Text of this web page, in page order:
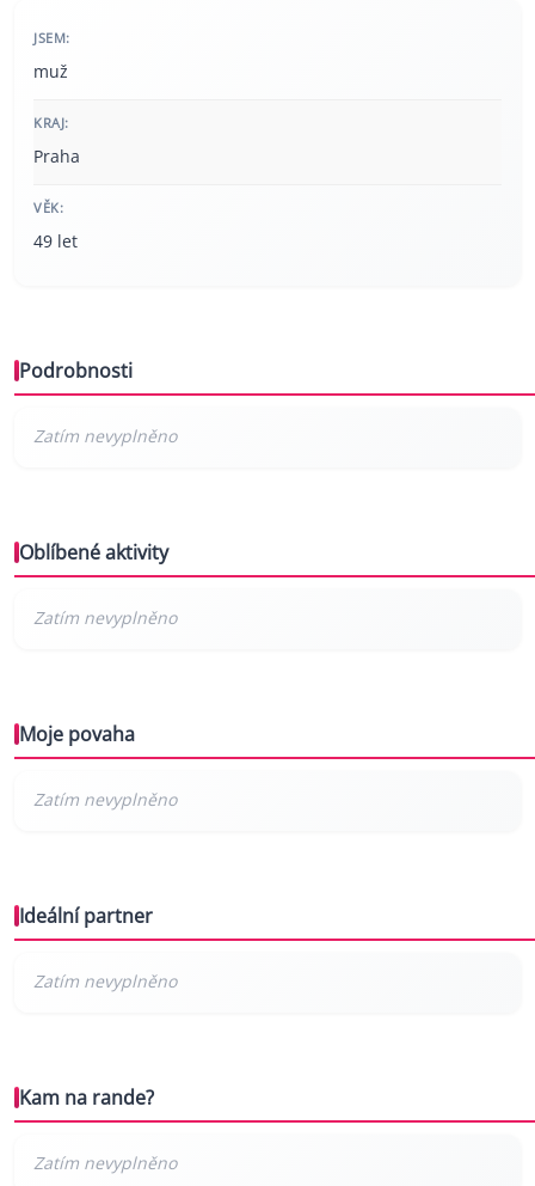
JSEM:
muž
KRAJ:
Praha
VĚK:
49 let
Podrobnosti
Oblíbené aktivity
Moje povaha
Ideální partner
Kam na rande?